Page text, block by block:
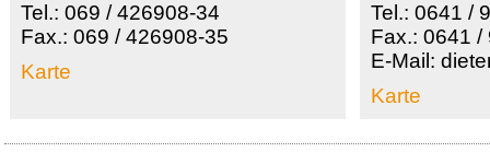
Tel.: 069 / 426908-34
Fax.: 069 / 426908-35
Karte
Tel.: 0641 /
Fax.: 0641 /
E-Mail:
Karte